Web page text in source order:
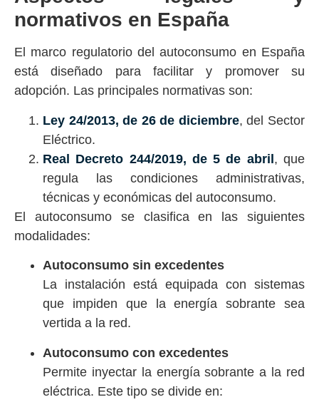
normativos en España
El marco regulatorio del autoconsumo en España
está diseñado para facilitar y promover su
adopción. Las principales normativas son:
Ley 24/2013, de 26 de diciembre, del Sector
Eléctrico.
Real Decreto 244/2019, de 5 de abril, que
regula las condiciones administrativas,
técnicas y económicas del autoconsumo.
El autoconsumo se clasifica en las siguientes
modalidades:
Autoconsumo sin excedentes
La instalación está equipada con sistemas
que impiden que la energía sobrante sea
vertida a la red.
Autoconsumo con excedentes
Permite inyectar la energía sobrante a la red
eléctrica. Este tipo se divide en: